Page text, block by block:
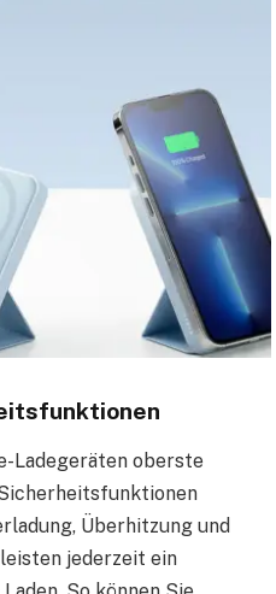
Ladegeräten oberste
Überhitzung und
jederzeit ein